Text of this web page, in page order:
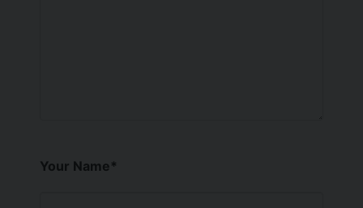
Your Name*